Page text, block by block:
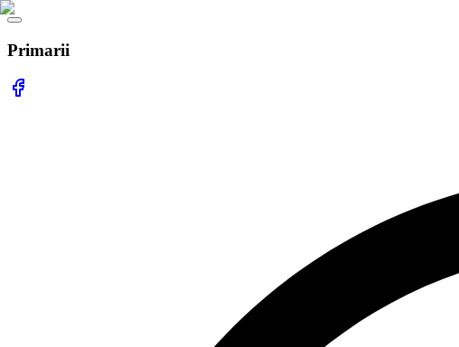
Primarii